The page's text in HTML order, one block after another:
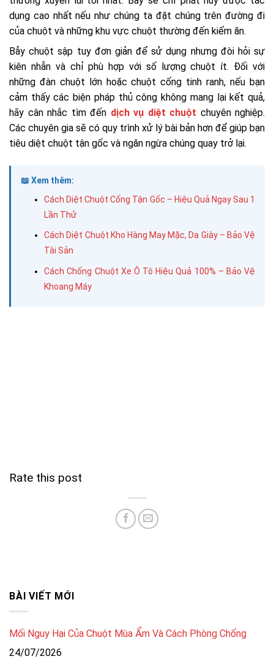
dụng cao nhất nếu như chúng ta đặt chúng trên đường đi
của chuột và những khu vực chuột thường đến kiếm ăn.
Bẫy chuột sập tuy đơn giản để sử dụng nhưng đòi hỏi sự
kiên nhẫn và chỉ phù hợp với số lượng chuột ít. Đối với
những đàn chuột lớn hoặc chuột cống tinh ranh, nếu bạn
cảm thấy các biện pháp thủ công không mang lại kết quả,
hãy cân nhắc tìm đến dịch vụ diệt chuột chuyên nghiệp.
Các chuyên gia sẽ có quy trình xử lý bài bản hơn để giúp bạn
tiêu diệt chuột tận gốc và ngăn ngừa chúng quay trở lại.
📖 Xem thêm:
Cách Diệt Chuột Cống Tận Gốc – Hiệu Quả Ngay Sau 1
Lần Thử
Cách Diệt Chuột Kho Hàng May Mặc, Da Giày – Bảo Vệ
Tài Sản
Cách Chống Chuột Xe Ô Tô Hiệu Quả 100% – Bảo Vệ
Khoang Máy
Rate this post
BÀI VIẾT MỚI
Mối Nguy Hại Của Chuột Mùa Ẩm Và Cách Phòng Chống
24/07/2026